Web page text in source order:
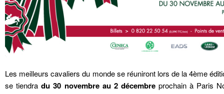
Les meilleurs cavaliers du monde se réuniront lors de la 4ème
se tiendradu 30 novembre au 2 décembreprochain à Paris